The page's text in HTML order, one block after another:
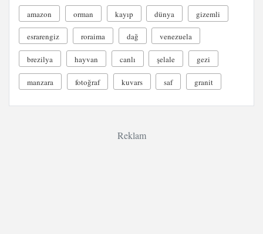
amazon orman kayıp dünya gizemli
esrarengiz roraima dağ venezuela
brezilya hayvan canlı şelale gezi
manzara fotoğraf kuvars saf granit
Reklam